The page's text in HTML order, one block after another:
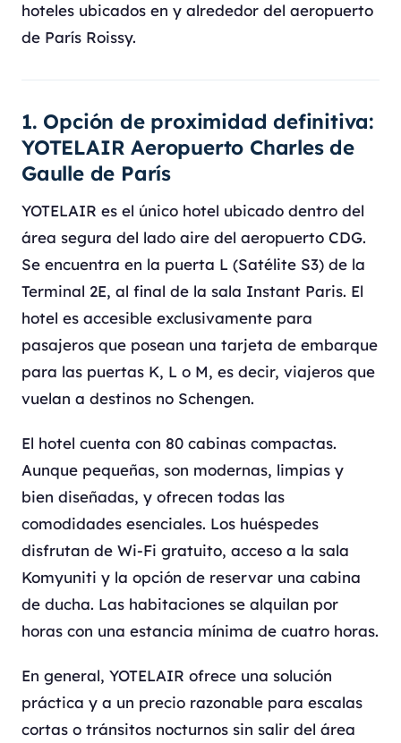
hoteles ubicados en y alrededor del aeropuerto
de París Roissy.
1. Opción de proximidad definitiva:
YOTELAIR Aeropuerto Charles de
Gaulle de París
YOTELAIR es el único hotel ubicado dentro del
área segura del lado aire del aeropuerto CDG.
Se encuentra en la puerta L (Satélite S3) de la
Terminal 2E, al final de la sala Instant Paris. El
hotel es accesible exclusivamente para
pasajeros que posean una tarjeta de embarque
para las puertas K, L o M, es decir, viajeros que
vuelan a destinos no Schengen.
El hotel cuenta con 80 cabinas compactas.
Aunque pequeñas, son modernas, limpias y
bien diseñadas, y ofrecen todas las
comodidades esenciales. Los huéspedes
disfrutan de Wi-Fi gratuito, acceso a la sala
Komyuniti y la opción de reservar una cabina
de ducha. Las habitaciones se alquilan por
horas con una estancia mínima de cuatro horas.
En general, YOTELAIR ofrece una solución
práctica y a un precio razonable para escalas
cortas o tránsitos nocturnos sin salir del área